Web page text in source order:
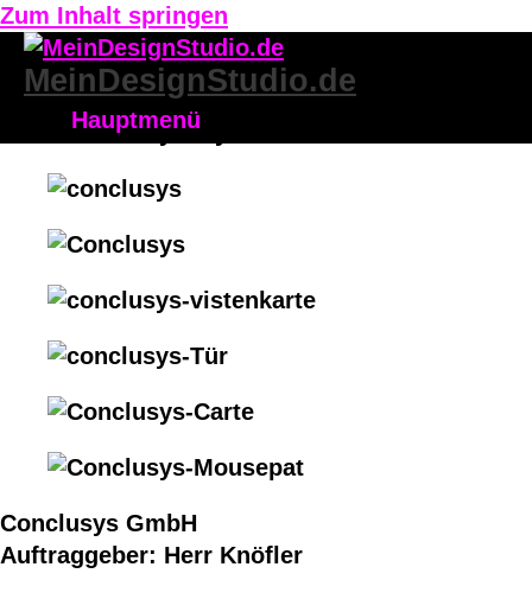
Zum Inhalt springen
MeinDesignStudio.de
Hauptmenü
Conclusys GmbH
Auftraggeber: Herr Knöfler